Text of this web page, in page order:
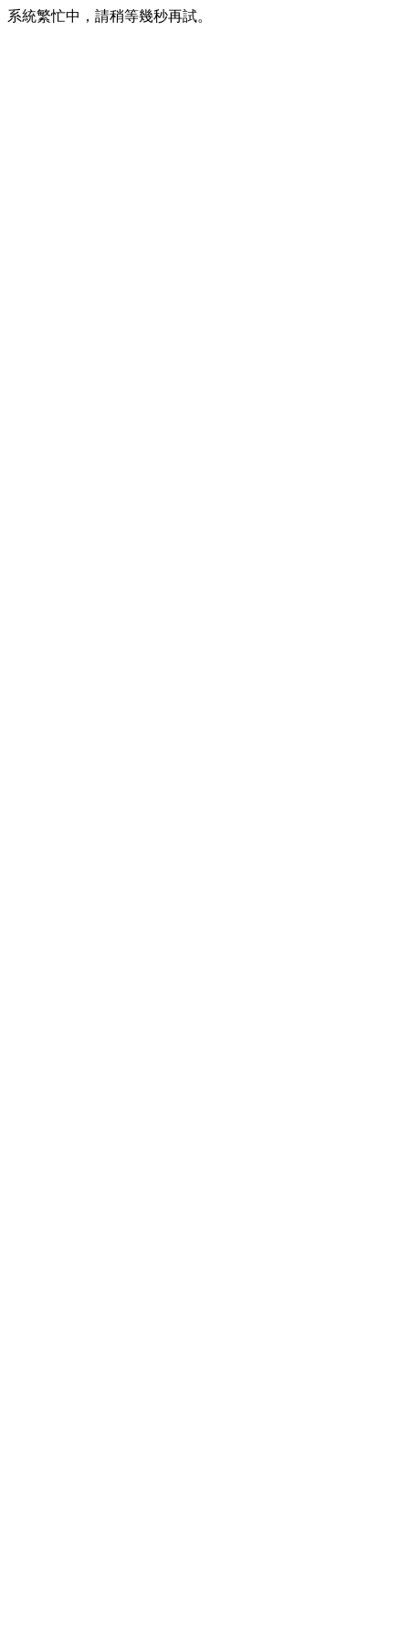
系統繁忙中，請稍等幾秒再試。